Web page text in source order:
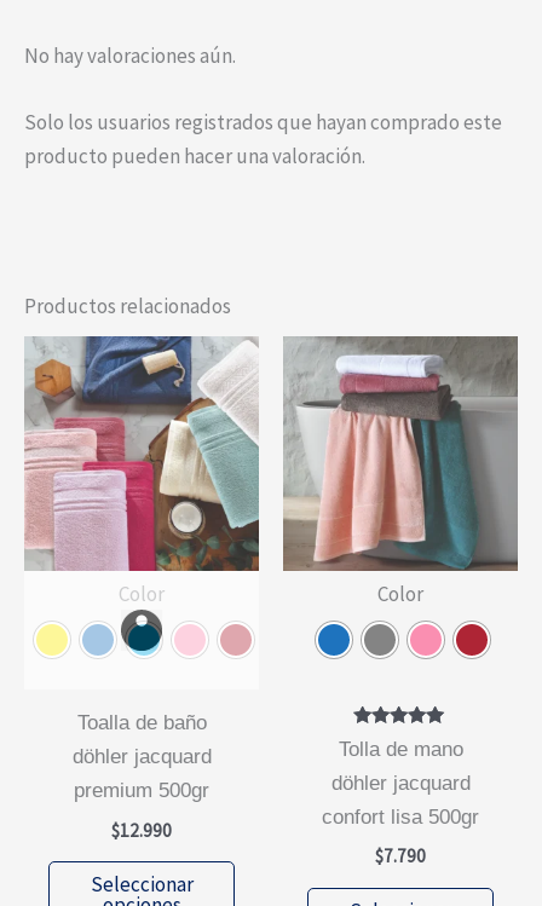
No hay valoraciones aún.
Solo los usuarios registrados que hayan comprado este
producto pueden hacer una valoración.
Productos relacionados
Color
toalla de baño
döhler jacquard
premium 500gr
$12.990
Seleccionar
Este
producto
Color
Valorado
con
5.00
de 5
tolla de mano
döhler jacquard
confort lisa 500gr
$7.790
Este